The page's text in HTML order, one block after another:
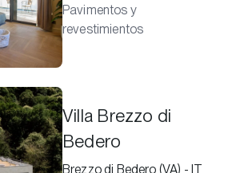
Pavimentos y
revestimientos
Villa Brezzo di
Bedero
Brezzo di Bedero (VA) - IT